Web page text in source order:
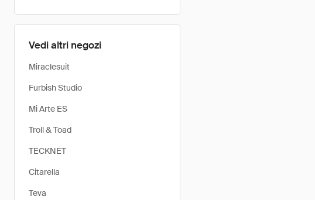
Vedi altri negozi
Miraclesuit
Furbish Studio
Mi Arte ES
Troll & Toad
TECKNET
Citarella
Teva